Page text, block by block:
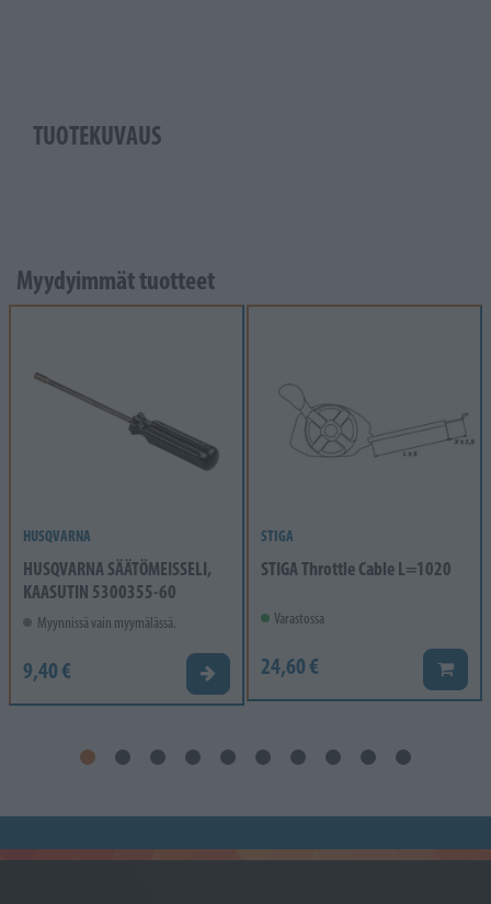
TUOTEKUVAUS
Myydyimmät tuotteet
HUSQVARNA
HUSQVARNA SÄÄTÖMEISSELI,
KAASUTIN 5300355-60
Myynnissä vain myymälässä.
9,40 € Valitse vaihtoehto
STIGA
STIGA Throttle Cable L=1020
Varastossa
24,60 € Lisää